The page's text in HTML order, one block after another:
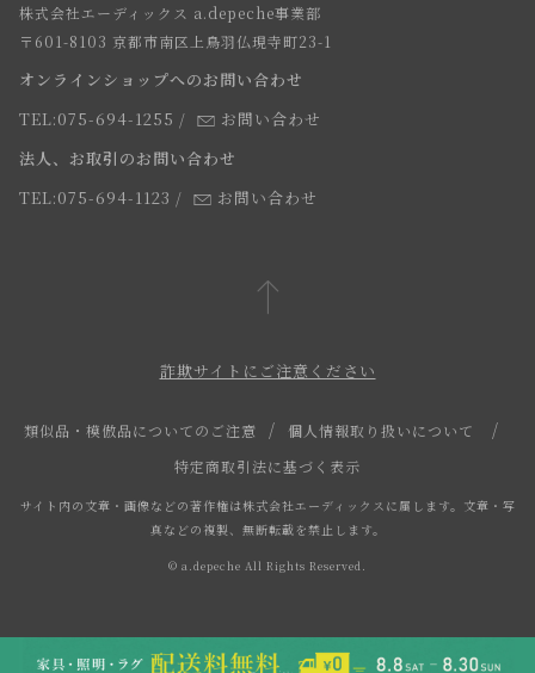
お届けについて
よくあるご質問
求人情報
法人のお客様
スタッフ
株式会社エーディックス a.depeche事業部
〒601-8103 京都市南区上鳥羽仏現寺町23-1
オンラインショップへのお問い合わせ
TEL:075-694-1255 /
お問い合わせ
法人、お取引のお問い合わせ
TEL:075-694-1123 / お問い合わせ
詐欺サイトにご注意ください
類似品・模倣品についてのご注意
個人情報取り扱いについて
特定商取引法に基づく表示
サイト内の文章・画像などの著作権は株式会社エーディックスに属します。文章・写
真などの複製、無断転載を禁止します。
© a.depeche All Rights Reserved.